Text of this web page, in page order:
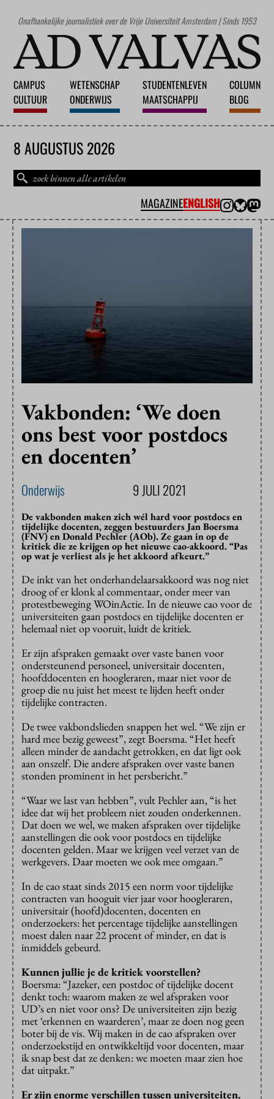
Onafhankelijke journalistiek over de Vrije Universiteit Amsterdam | Sinds 1953
CAMPUS
CULTUUR
WETENSCHAP
ONDERWIJS
STUDENTENLEVEN
MAATSCHAPPIJ
COLUMN
BLOG
8 AUGUSTUS 2026
MAGAZINEENGLISH
Vakbonden: ‘We doen
ons best voor postdocs
en docenten’
Onderwijs 9 JULI 2021
De vakbonden maken zich wél hard voor postdocs en
tijdelijke docenten, zeggen bestuurders Jan Boersma
(FNV) en Donald Pechler (AOb). Ze gaan in op de
kritiek die ze krijgen op het nieuwe cao-akkoord. “Pas
op wat je verliest als je het akkoord afkeurt.”
De inkt van het onderhandelaarsakkoord was nog niet
droog of er klonk al commentaar, onder meer van
protestbeweging WOinActie. In de nieuwe cao voor de
universiteiten gaan postdocs en tijdelijke docenten er
helemaal niet op vooruit, luidt de kritiek.
Er zijn afspraken gemaakt over vaste banen voor
ondersteunend personeel, universitair docenten,
hoofddocenten en hoogleraren, maar niet voor de
groep die nu juist het meest te lijden heeft onder
tijdelijke contracten.
De twee vakbondslieden snappen het wel. “We zijn er
hard mee bezig geweest”, zegt Boersma. “Het heeft
alleen minder de aandacht getrokken, en dat ligt ook
aan onszelf. Die andere afspraken over vaste banen
stonden prominent in het persbericht.”
“Waar we last van hebben”, vult Pechler aan, “is het
idee dat wij het probleem niet zouden onderkennen.
Dat doen we wel, we maken afspraken over tijdelijke
aanstellingen die ook voor postdocs en tijdelijke
docenten gelden. Maar we krijgen veel verzet van de
werkgevers. Daar moeten we ook mee omgaan.”
In de cao staat sinds 2015 een norm voor tijdelijke
contracten van hooguit vier jaar voor hoogleraren,
universitair (hoofd)docenten, docenten en
onderzoekers: het percentage tijdelijke aanstellingen
moest dalen naar 22 procent of minder, en dat is
inmiddels gebeurd.
Kunnen jullie je de kritiek voorstellen?
Boersma: “Jazeker, een postdoc of tijdelijke docent
denkt toch: waarom maken ze wel afspraken voor
UD’s en niet voor ons? De universiteiten zijn bezig
met ‘erkennen en waarderen’, maar ze doen nog geen
boter bij de vis. Wij maken in de cao afspraken over
onderzoekstijd en ontwikkeltijd voor docenten, maar
ik snap best dat ze denken: we moeten maar zien hoe
dat uitpakt.”
Er zijn enorme verschillen tussen universiteiten.